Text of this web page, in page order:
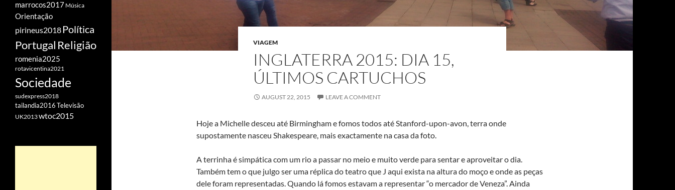
VIAGEM
INGLATERRA 2015: DIA 15,
ÚLTIMOS CARTUCHOS
AUGUST 22, 2015 LEAVE A COMMENT
Hoje a Michelle desceu até Birmingham e fomos todos até Stanford-upon-avon, terra onde
supostamente nasceu Shakespeare, mais exactamente na casa da foto.
A terrinha é simpática com um rio a passar no meio e muito verde para sentar e aproveitar o dia.
Também tem o que julgo ser uma réplica do teatro que J aqui exista na altura do moço e onde as peças
dele foram representadas. Quando lá fomos estavam a representar “o mercador de Veneza”. Ainda
marrocos2017 Música
Orientação
pirineus2018 Política
Portugal Religião
romenia2025
rotavicentina2021
Sociedade
sudexpress2018
tailandia2016Televisão
UK2013wtoc2015